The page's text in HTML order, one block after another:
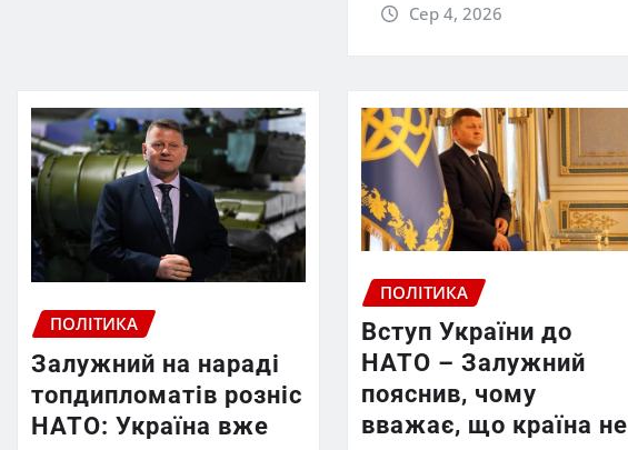
Сер 4, 2026
ПОЛІТИКА
Залужний на нараді
топдипломатів розніс
НАТО: Україна вже
ПОЛІТИКА
Вступ України до
НАТО – Залужний
пояснив, чому
вважає, що країна не